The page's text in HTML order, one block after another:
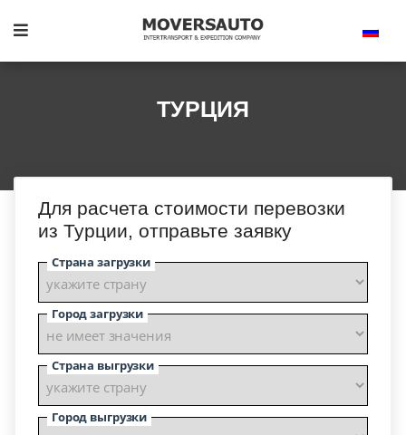
ТУРЦИЯ
Для расчета стоимости перевозки
из Турции, отправьте заявку
Страна загрузки
Город загрузки
Страна выгрузки
Город выгрузки